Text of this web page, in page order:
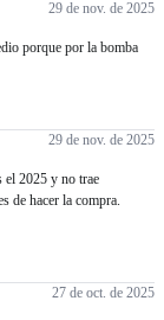
29 de nov. de 2025
porque por la bomba
29 de nov. de 2025
el 2025 y no trae
de hacer la compra.
27 de oct. de 2025